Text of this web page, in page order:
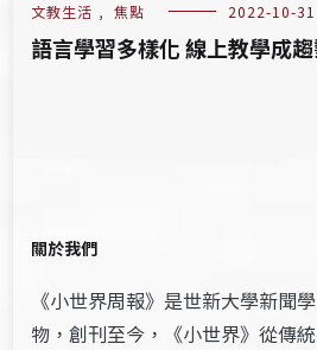
文教生活 , 焦點 2022-10-31
語言學習多樣化 線上教學成
關於我們
《小世界周報》是世新大學新聞
物，創刊至今，《小世界》從傳